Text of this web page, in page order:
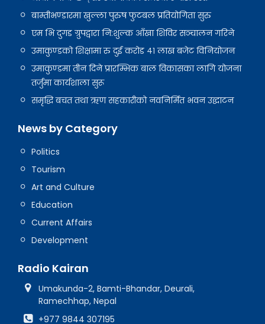
बाम्तीभण्डारमा खुल्ला पुरुष फुटबल प्रतियोगिता सुरु
एम भि दुगड ग्रुपद्वारा नि:शुल्क आँखा शिविर सञ्चालन गरिने
उमाकुण्डको शिक्षामा रु दुई करोड ४१ लाख बजेट विनियोजन
उमाकुण्डमा तीन दिने प्रारम्भिक बाल विकासका लागि योजना
तर्जुमा कार्यशाला सुरू
समृद्धि बचत तथा ऋण सहकारीको नवनिर्मित भवन उद्घाटन
News by Category
Politics
Tourism
Art and Culture
Education
Current Affairs
Development
Radio Kairan
Umakunda-2, Bamti-Bhandar, Deurali,
Ramechhap, Nepal
+977 9844 307195